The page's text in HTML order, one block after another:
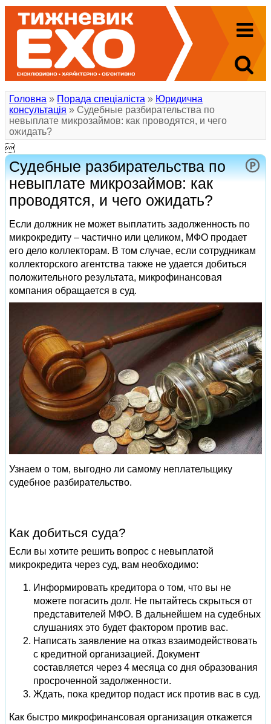
Головна » Порада спеціаліста » Юридична
консультація » Судебные разбирательства по
невыплате микрозаймов: как проводятся, и чего
ожидать?

Судебные разбирательства по
невыплате микрозаймов: как
проводятся, и чего ожидать?
Если должник не может выплатить задолженность по
микрокредиту – частично или целиком, МФО продает
его дело коллекторам. В том случае, если сотрудникам
коллекторского агентства также не удается добиться
положительного результата, микрофинансовая
компания обращается в суд.
Узнаем о том, выгодно ли самому неплательщику
судебное разбирательство.
Как добиться суда?
Если вы хотите решить вопрос с невыплатой
микрокредита через суд, вам необходимо:
Информировать кредитора о том, что вы не
можете погасить долг. Не пытайтесь скрыться от
представителей МФО. В дальнейшем на судебных
слушаниях это будет фактором против вас.
Написать заявление на отказ взаимодействовать
с кредитной организацией. Документ
составляется через 4 месяца со дня образования
просроченной задолженности.
Ждать, пока кредитор подаст иск против вас в суд.
Как быстро микрофинансовая организация откажется